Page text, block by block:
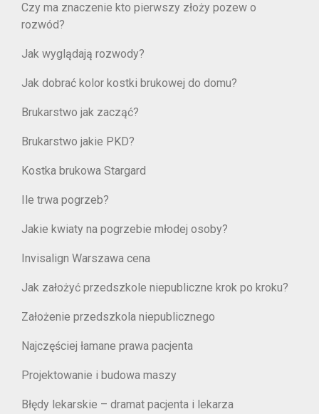
Czy ma znaczenie kto pierwszy złoży pozew o
rozwód?
Jak wyglądają rozwody?
Jak dobrać kolor kostki brukowej do domu?
Brukarstwo jak zacząć?
Brukarstwo jakie PKD?
Kostka brukowa Stargard
Ile trwa pogrzeb?
Jakie kwiaty na pogrzebie młodej osoby?
Invisalign Warszawa cena
Jak założyć przedszkole niepubliczne krok po kroku?
Założenie przedszkola niepublicznego
Najczęściej łamane prawa pacjenta
Projektowanie i budowa maszy
Błędy lekarskie – dramat pacjenta i lekarza